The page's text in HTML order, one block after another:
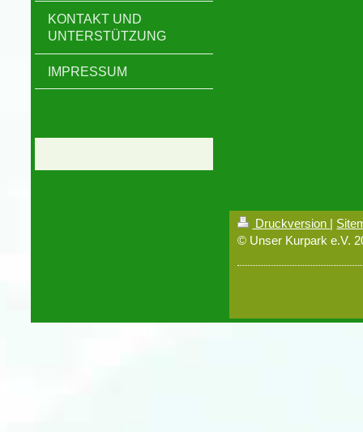
KONTAKT UND
UNTERSTÜTZUNG
IMPRESSUM
Druckversion |
© Unser Kurpark e.V.